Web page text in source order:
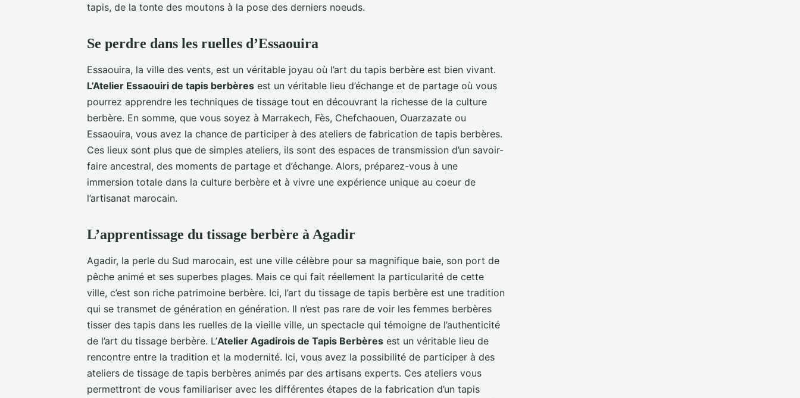
tapis, de la tonte des moutons à la pose des derniers noeuds.
Se perdre dans les ruelles d’Essaouira
Essaouira, la ville des vents, est un véritable joyau où l’art du tapis berbère est bien vivant.
L’Atelier Essaouiri de tapis berbères est un véritable lieu d’échange et de partage où vous
pourrez apprendre les techniques de tissage tout en découvrant la richesse de la culture
berbère. En somme, que vous soyez à Marrakech, Fès, Chefchaouen, Ouarzazate ou
Essaouira, vous avez la chance de participer à des ateliers de fabrication de tapis berbères.
Ces lieux sont plus que de simples ateliers, ils sont des espaces de transmission d’un savoir-
faire ancestral, des moments de partage et d’échange. Alors, préparez-vous à une
immersion totale dans la culture berbère et à vivre une expérience unique au coeur de
l’artisanat marocain.
L’apprentissage du tissage berbère à Agadir
Agadir, la perle du Sud marocain, est une ville célèbre pour sa magnifique baie, son port de
pêche animé et ses superbes plages. Mais ce qui fait réellement la particularité de cette
ville, c’est son riche patrimoine berbère. Ici, l’art du tissage de tapis berbère est une tradition
qui se transmet de génération en génération. Il n’est pas rare de voir les femmes berbères
tisser des tapis dans les ruelles de la vieille ville, un spectacle qui témoigne de l’authenticité
de l’art du tissage berbère. L’Atelier Agadirois de Tapis Berbères est un véritable lieu de
rencontre entre la tradition et la modernité. Ici, vous avez la possibilité de participer à des
ateliers de tissage de tapis berbères animés par des artisans experts. Ces ateliers vous
permettront de vous familiariser avec les différentes étapes de la fabrication d’un tapis